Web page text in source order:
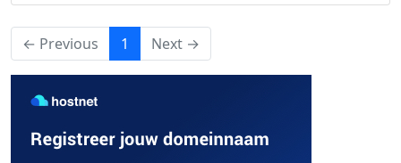
← Previous 1 (current)
Next →